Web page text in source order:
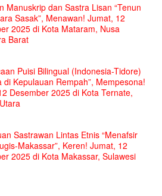
Manuskrip dan Sastra Lisan “Tenun
Sasak”, Menawan! Jumat, 12
2025 di Kota Mataram, Nusa
Barat
Puisi Bilingual (Indonesia-Tidore)
di Kepulauan Rempah”, Mempesona!
Desember 2025 di Kota Ternate,
Sastrawan Lintas Etnis “Menafsir
Makassar”, Keren! Jumat, 12
2025 di Kota Makassar, Sulawesi